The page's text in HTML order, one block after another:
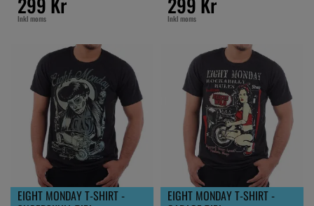
Inkl moms Inkl moms
EIGHT MONDAY T-SHIRT -
EIGHT MONDAY T-SHIRT -